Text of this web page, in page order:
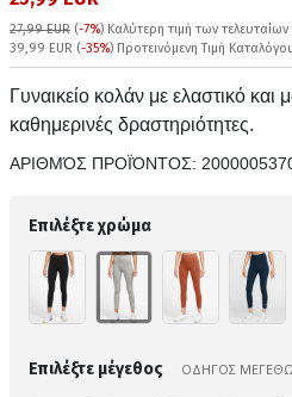
27,99 EUR (-7%) Καλύτερη τιμή των
39,99 EUR (-35%) Προτεινόμενη Τιμή
Γυναικείο κολάν με ελαστικό
καθημερινές δραστηριότητες.
ΑΡΙΘΜΌΣ ΠΡΟΪΌΝΤΟΣ:
Επιλέξτε χρώμα
Επιλέξτε μέγεθος ΟΔΗΓΟΣ